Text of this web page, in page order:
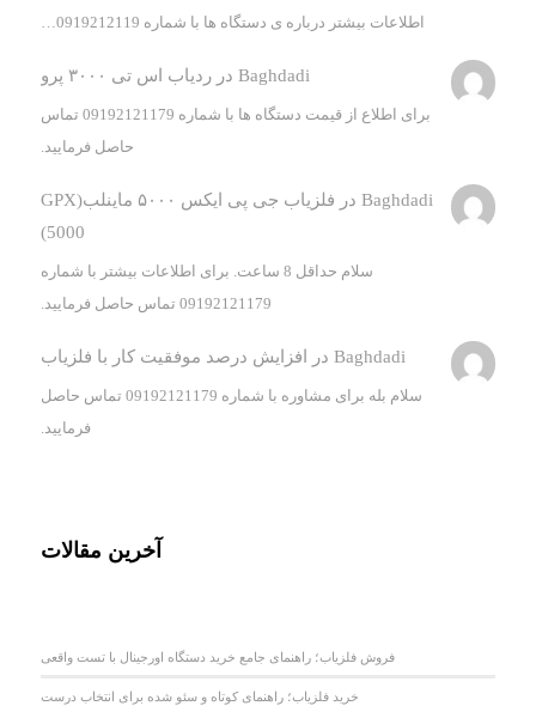
اطلاعات بیشتر درباره ی دستگاه ها با شماره 0919212119…
Baghdadi درردیاب اس تی ۳۰۰۰ پرو
برای اطلاع از قیمت دستگاه ها با شماره 09192121179 تماس
حاصل فرمایید.
Baghdadi در
فلزیاب جی پی ایکس ۵۰۰۰ ماینلب(GPX
5000)
سلام حداقل 8 ساعت. برای اطلاعات بیشتر با شماره
09192121179 تماس حاصل فرمایید.
Baghdadi در افزایش درصد موفقیت کار با فلزیاب
سلام بله برای مشاوره با شماره 09192121179 تماس حاصل
فرمایید.
آخرین مقالات
فروش فلزیاب؛ راهنمای جامع خرید دستگاه اورجینال با تست واقعی
خرید فلزیاب؛ راهنمای کوتاه و سئو شده برای انتخاب درست